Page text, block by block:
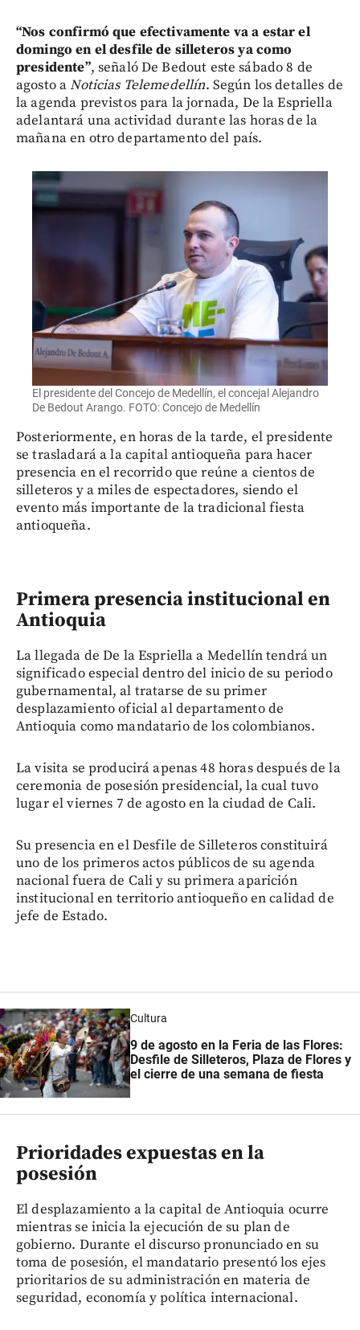
“Nos confirmó que efectivamente va a estar el
domingo en el desfile de silleteros ya como
presidente”, señaló De Bedout este sábado 8 de
agosto aNoticias Telemedellín. Según los detalles de
la agenda previstos para la jornada, De la Espriella
adelantará una actividad durante las horas de la
mañana en otro departamento del país.
El presidente del Concejo de Medellín, el concejal Alejandro
De Bedout Arango. FOTO: Concejo de Medellín
Posteriormente, en horas de la tarde, el presidente
se trasladará a la capital antioqueña para hacer
presencia en el recorrido que reúne a cientos de
silleteros y a miles de espectadores, siendo el
evento más importante de la tradicional fiesta
antioqueña.
Primera presencia institucional en
Antioquia
La llegada de De la Espriella a Medellín tendrá un
significado especial dentro del inicio de su periodo
gubernamental, al tratarse de su primer
desplazamiento oficial al departamento de
Antioquia como mandatario de los colombianos.
La visita se producirá apenas 48 horas después de la
ceremonia de posesión presidencial, la cual tuvo
lugar el viernes 7 de agosto en la ciudad de Cali.
Su presencia en el Desfile de Silleteros constituirá
uno de los primeros actos públicos de su agenda
nacional fuera de Cali y su primera aparición
institucional en territorio antioqueño en calidad de
jefe de Estado.
Cultura
9 de agosto en la Feria de las Flores:
Desfile de Silleteros, Plaza de Flores y
el cierre de una semana de fiesta
Prioridades expuestas en la
posesión
El desplazamiento a la capital de Antioquia ocurre
mientras se inicia la ejecución de su plan de
gobierno. Durante el discurso pronunciado en su
toma de posesión, el mandatario presentó los ejes
prioritarios de su administración en materia de
seguridad, economía y política internacional.